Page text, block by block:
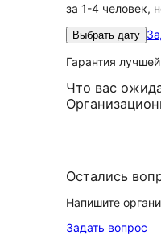
за 1-4 человек,
Выбрать дату
Гарантия
Что вас
Остались
Напишите
Задать вопрос